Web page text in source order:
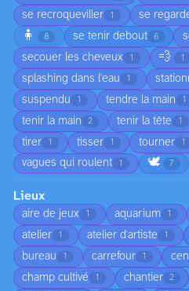
se recroqueviller
1 se
🧍 8 se tenir debout 6
secouer les cheveux 1 💨 1
splashing dans l'eau 1
suspendu 1 tendre la main 1
tenir la main 2 tenir la tête 1
tirer 1 tisser 1 tourner 1
vagues qui roulent 1 🕊️ 7
Lieux
aire de jeux 1 aquarium 1
atelier 1 atelier d'artiste 1
bureau 1 carrefour 1
champ cultivé 1 chantier 2